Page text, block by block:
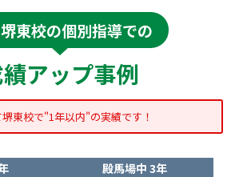
東校の個別指導での
アップ事例
東校で"1年以内"の実績です！
殿馬場中 3年